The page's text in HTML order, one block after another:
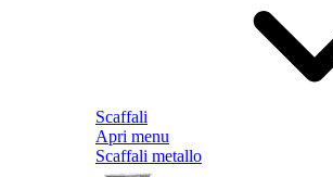
Scaffali
Apri menu
Scaffali metallo